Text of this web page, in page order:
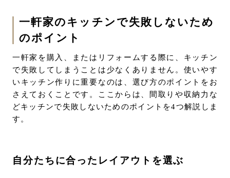
一軒家のキッチンで失敗しないため
のポイント
一軒家を購入、またはリフォームする際に、キッチン
で失敗してしまうことは少なくありません。使いやす
いキッチン作りに重要なのは、選び方のポイントをお
さえておくことです。ここからは、間取りや収納力な
どキッチンで失敗しないためのポイントを4つ解説しま
す。
自分たちに合ったレイアウトを選ぶ